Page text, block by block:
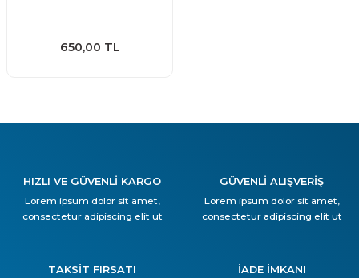
650,00 TL
HIZLI VE GÜVENLİ KARGO
Lorem ipsum dolor sit amet,
consectetur adipiscing elit ut
GÜVENLİ ALIŞVERİŞ
Lorem ipsum dolor sit amet,
consectetur adipiscing elit ut
TAKSİT FIRSATI
İADE İMKANI